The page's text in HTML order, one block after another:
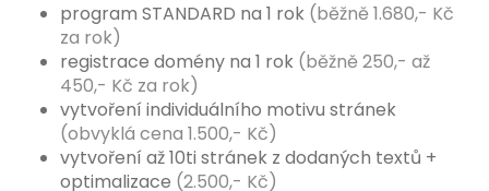
program STANDARD na 1 rok (běžně 1.680,- Kč
za rok)
registrace domény na 1 rok (běžně 250,- až
450,- Kč za rok)
vytvoření individuálního motivu stránek
(obvyklá cena 1.500,- Kč)
vytvoření až 10ti stránek z dodaných textů +
optimalizace (2.500,- Kč)